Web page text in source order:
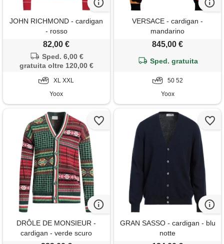
JOHN RICHMOND - cardigan
- rosso
82,00 €
Sped. 6,00 €
gratuita oltre 120,00 €
XL XXL
Yoox
VERSACE - cardigan -
mandarino
845,00 €
Sped. gratuita
50 52
Yoox
DRÔLE DE MONSIEUR -
cardigan - verde scuro
GRAN SASSO - cardigan - blu
notte